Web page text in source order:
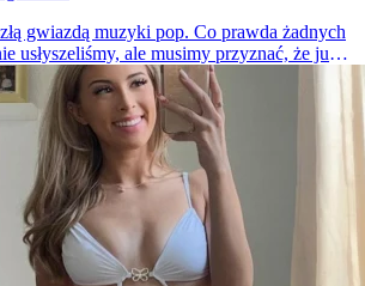
gwiazdą muzyki pop. Co prawda żadnych
usłyszeliśmy, ale musimy przyznać, że już
Zresztą dziewczyna nie jest wcale
profil na Instagramie obserwuje prawie 200